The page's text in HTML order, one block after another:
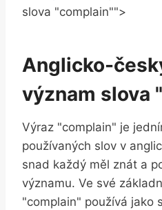
slova "complain"">
Anglicko-
význam slova
Výraz "complain" je
používaných slov v
snad každý měl znát a
významu. Ve své
"complain" používá jako